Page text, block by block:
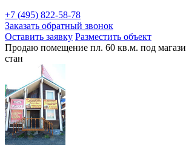
+7 (495) 822-58-78
Заказать обратный звонок
Оставить заявку Разместить объект
Продаю помещение пл. 60 кв.м. под
стан